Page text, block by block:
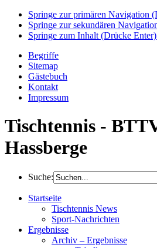
Springe zur primären Navigation
Springe zur sekundären
Springe zum Inhalt (Drücke
Begriffe
Sitemap
Gästebuch
Kontakt
Impressum
Tischtennis -
Hassberge
Suche:
Startseite
Tischtennis News
Sport-Nachrichten
Ergebnisse
Archiv – Ergebnisse